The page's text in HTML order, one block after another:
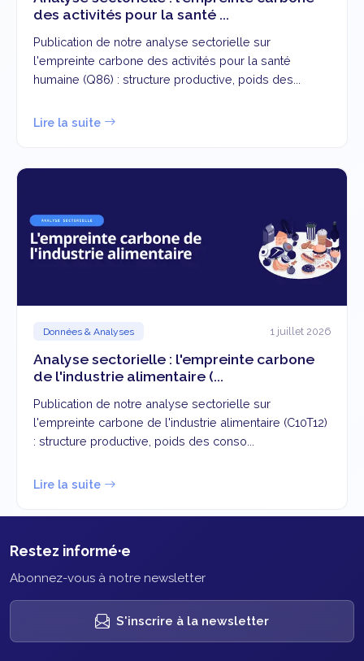
des activités pour la santé ...
Publication de notre analyse sectorielle sur
l'empreinte carbone des activités pour la santé
humaine (Q86) : structure productive, poids des...
Lire la suite
Données & Analyses 1 juillet 2026
Analyse sectorielle : l'empreinte carbone
de l'industrie alimentaire (...
Publication de notre analyse sectorielle sur
l'empreinte carbone de l'industrie alimentaire (C10T12)
: structure productive, poids des conso...
Lire la suite
Restez informé·e
Abonnez-vous à notre newsletter
S'inscrire à la newsletter